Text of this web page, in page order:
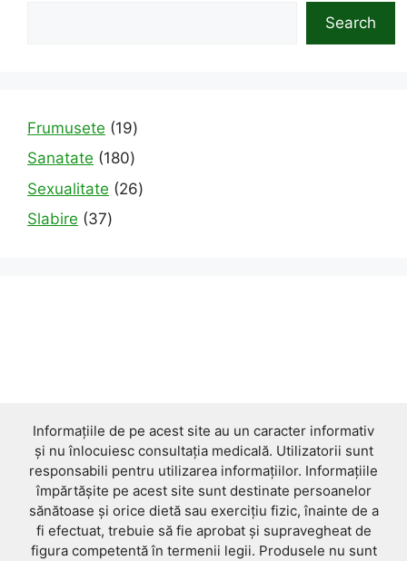
Search
Frumusete 1919
products
Sanatate 180180
products
Sexualitate 2626
Slabire 3737
Informațiile de pe acest site au un caracter informativ
și nu înlocuiesc consultația medicală. Utilizatorii sunt
responsabili pentru utilizarea informațiilor. Informațiile
împărtășite pe acest site sunt destinate persoanelor
sănătoase și orice dietă sau exercițiu fizic, înainte de a
fi efectuat, trebuie să fie aprobat și supravegheat de
figura competentă în termenii legii. Produsele nu sunt